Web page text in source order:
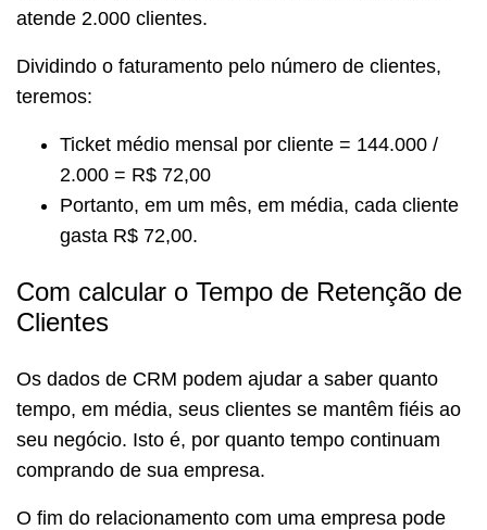
atende 2.000 clientes.
Dividindo o faturamento pelo número de clientes,
teremos:
Ticket médio mensal por cliente = 144.000 /
2.000 = R$ 72,00
Portanto, em um mês, em média, cada cliente
gasta R$ 72,00.
Com calcular o Tempo de Retenção de
Clientes
Os dados de CRM podem ajudar a saber quanto
tempo, em média, seus clientes se mantêm fiéis ao
seu negócio. Isto é, por quanto tempo continuam
comprando de sua empresa.
O fim do relacionamento com uma empresa pode